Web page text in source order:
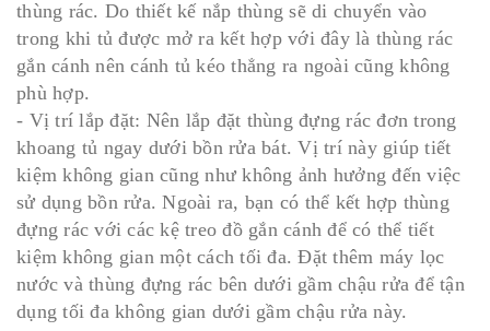
thùng rác. Do thiết kế nắp thùng sẽ di chuyển vào
trong khi tủ được mở ra kết hợp với đây là thùng rác
gắn cánh nên cánh tủ kéo thẳng ra ngoài cũng không
phù hợp.
- Vị trí lắp đặt: Nên lắp đặt thùng đựng rác đơn trong
khoang tủ ngay dưới bồn rửa bát. Vị trí này giúp tiết
kiệm không gian cũng như không ảnh hưởng đến việc
sử dụng bồn rửa. Ngoài ra, bạn có thể kết hợp thùng
đựng rác với các kệ treo đồ gắn cánh để có thể tiết
kiệm không gian một cách tối đa. Đặt thêm máy lọc
nước và thùng đựng rác bên dưới gầm chậu rửa để tận
dụng tối đa không gian dưới gầm chậu rửa này.